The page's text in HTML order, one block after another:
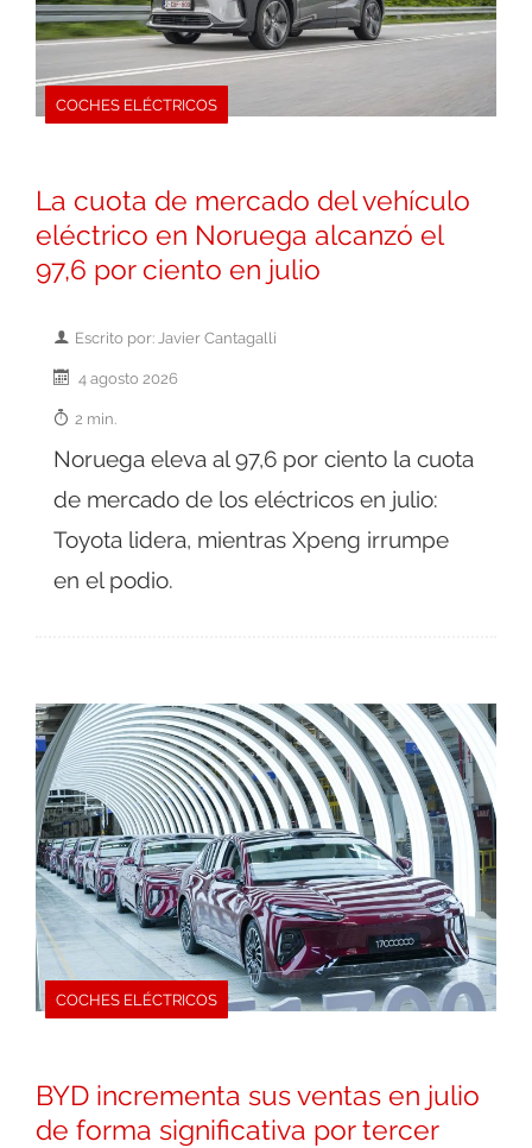
COCHES ELÉCTRICOS
La cuota de mercado del vehículo
eléctrico en Noruega alcanzó el
97,6 por ciento en julio
Escrito por: Javier Cantagalli
4 agosto 2026
2 min.
Noruega eleva al 97,6 por ciento la cuota
de mercado de los eléctricos en julio:
Toyota lidera, mientras Xpeng irrumpe
en el podio.
COCHES ELÉCTRICOS
BYD incrementa sus ventas en julio
de forma significativa por tercer